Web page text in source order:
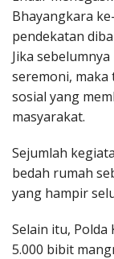
Bhayangkara
pendekatan
Jika
seremoni,
sosial yang
masyarakat.
Sejumlah
bedah rumah
yang hampir
Selain itu,
5.000 bibit